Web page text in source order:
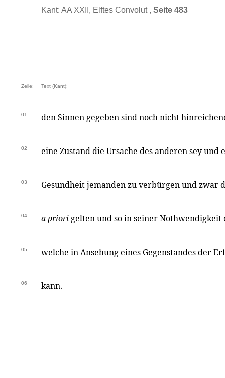
Kant: AA XXII, Elftes Convolut , Seite 483
Zeile: Text (Kant):
01 den Sinnen gegeben sind noch nicht
02 eine Zustand die Ursache des anderen sey und
03 Gesundheit jemanden zu verbürgen und zwar
04 a priori gelten und so in seiner
05 welche in Ansehung eines Gegenstandes der
06 kann.